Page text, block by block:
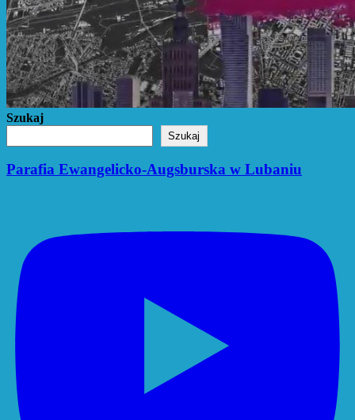
Szukaj
Szukaj
Parafia Ewangelicko-Augsburska w Lubaniu